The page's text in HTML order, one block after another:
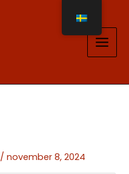
/november 8, 2024